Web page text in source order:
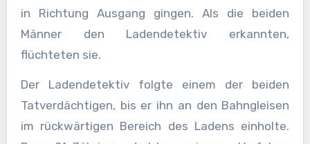
in Richtung Ausgang gingen. Als die beiden
Männer den Ladendetektiv erkannten,
flüchteten sie.
Der Ladendetektiv folgte einem der beiden
Tatverdächtigen, bis er ihn an den Bahngleisen
im rückwärtigen Bereich des Ladens einholte.